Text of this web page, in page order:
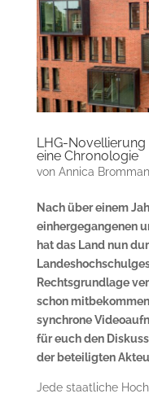
LHG-Novellierung
eine Chronologie
von Annica
Nach über einem
einhergegangenen
hat das Land nun
Rechtsgrundlage
schon
synchrone
für euch den
der beteiligten
Jede staatliche